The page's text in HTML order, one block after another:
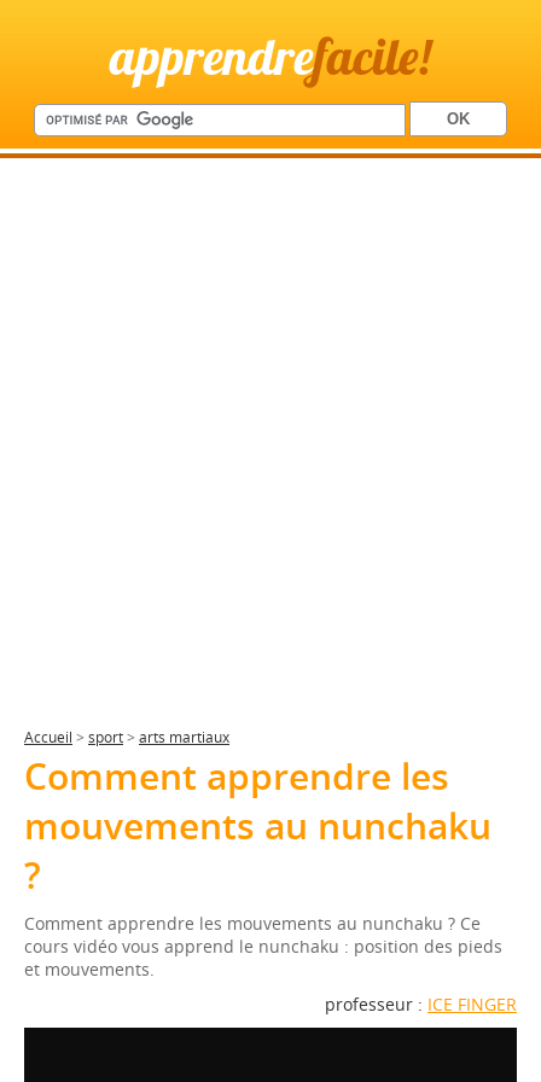
apprendrefacile!
Accueil > sport> arts martiaux
Comment apprendre les
mouvements au nunchaku
?
Comment apprendre les mouvements au nunchaku ? Ce
cours vidéo vous apprend le nunchaku : position des pieds
et mouvements.
professeur : ICE FINGER